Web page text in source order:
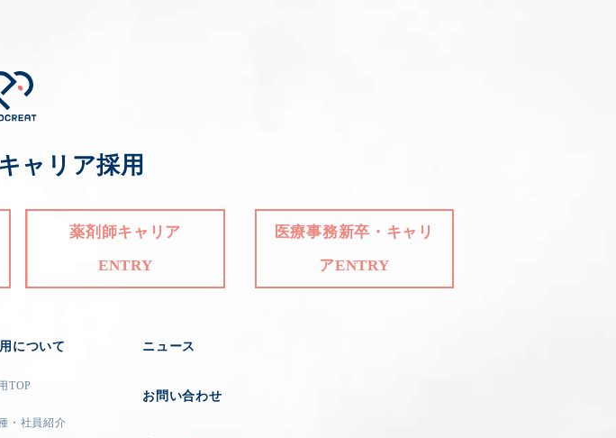
ャリア採用
薬剤師キャリア
ENTRY
医療事務新卒・キャリ
アENTRY
について
TOP
・社員紹介
ニュース
お問い合わせ